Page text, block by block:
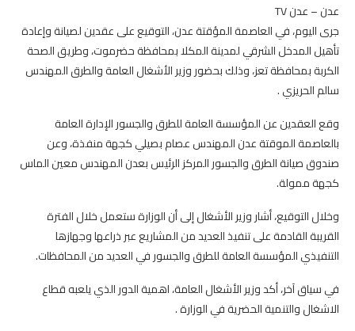
عدن – عدن TV
جرى اليوم، في العاصمة المؤقتة عدن، التوقيع على عقدين لصيانة وإعادة
تأهيل المدخل الشرقي لمدينة المكلا بمحافظة حضرموت، وطريق الصحة
الكربة بمحافظة تعز، وذلك بحضور وزير الأشغال العامة والطرق المهندس
سالم الحريزي .
وقع العقدين عن المؤسسة العامة للطرق والجسور الإدارة العامة
بالعاصمة الموقتة عدن المهندس عصام بصيلي كجهة منفذة، وعن
صندوق صيانة الطرق والجسور المركز الرئيس بعدن المهندس معين الماس
كجهة ممولة.
وخلال التوقيع، أشار وزير الأشغال إلى أن الوزارة ستعمل خلال الفترة
القريبة القادمة على تنفيذ العديد من المشاريع عبر ذراعها وجهازها
التنفيذي المؤسسة العامة للطرق والجسور في العديد من المحافظات.
في سياق آخر، أكد وزير الأشغال العامة، اهمية الدور الذي يلعبه قطاع
الاشغال والتنمية الحضرية في الوزارة .